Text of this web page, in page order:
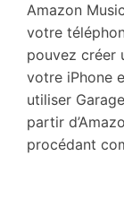
Amazon
votre
pouvez créer
votre iPhone
utiliser
partir
procédant